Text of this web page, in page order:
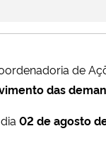
de
das
02 de agosto